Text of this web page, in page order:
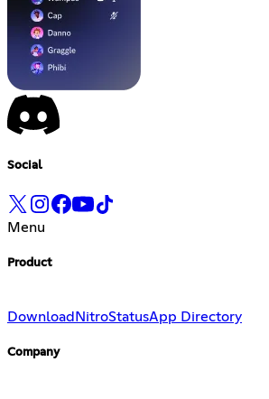
Social
Menu
Product
DownloadNitroStatusApp Directory
Company